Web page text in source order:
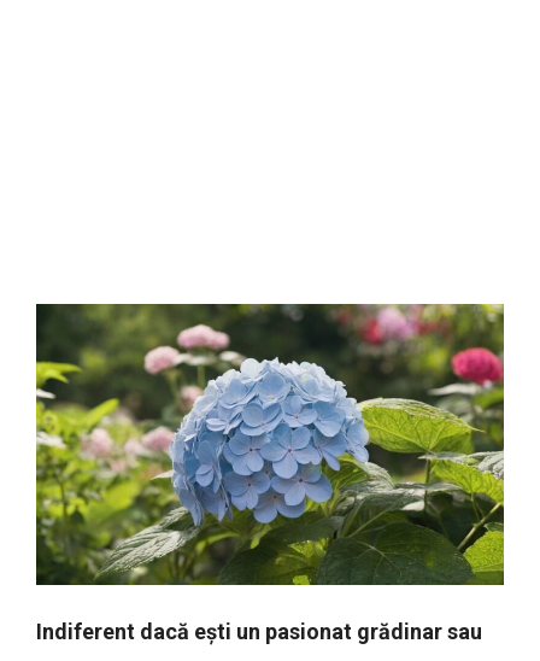
Indiferent dacă ești un pasionat grădinar sau